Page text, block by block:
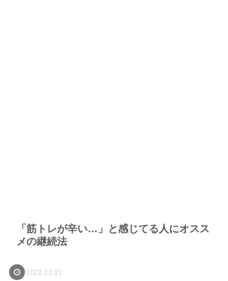
「筋トレが辛い…」と感じてる人にオスス
メの継続法
2022.12.21